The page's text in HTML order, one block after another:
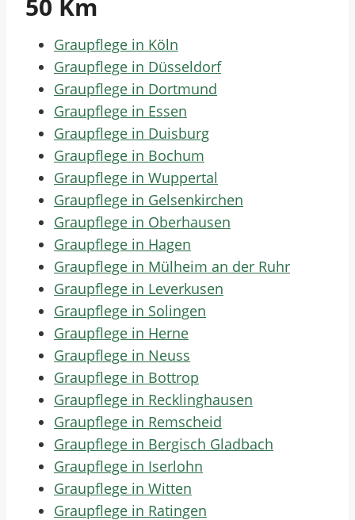
50 Km
Graupflege in Köln
Graupflege in Düsseldorf
Graupflege in Dortmund
Graupflege in Essen
Graupflege in Duisburg
Graupflege in Bochum
Graupflege in Wuppertal
Graupflege in Gelsenkirchen
Graupflege in Oberhausen
Graupflege in Hagen
Graupflege in Mülheim an der Ruhr
Graupflege in Leverkusen
Graupflege in Solingen
Graupflege in Herne
Graupflege in Neuss
Graupflege in Bottrop
Graupflege in Recklinghausen
Graupflege in Remscheid
Graupflege in Bergisch Gladbach
Graupflege in Iserlohn
Graupflege in Witten
Graupflege in Ratingen